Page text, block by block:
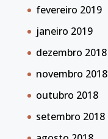
fevereiro 2019
janeiro 2019
dezembro 2018
novembro 2018
outubro 2018
setembro 2018